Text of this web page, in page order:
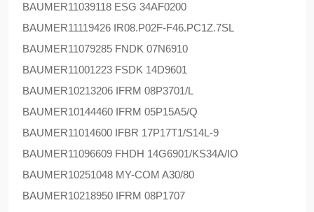
BAUMER11039118 ESG 34AF0200
BAUMER11119426 IR08.P02F-F46.PC1Z.7SL
BAUMER11079285 FNDK 07N6910
BAUMER11001223 FSDK 14D9601
BAUMER10213206 IFRM 08P3701/L
BAUMER10144460 IFRM 05P15A5/Q
BAUMER11014600 IFBR 17P17T1/S14L-9
BAUMER11096609 FHDH 14G6901/KS34A/IO
BAUMER10251048 MY-COM A30/80
BAUMER10218950 IFRM 08P1707